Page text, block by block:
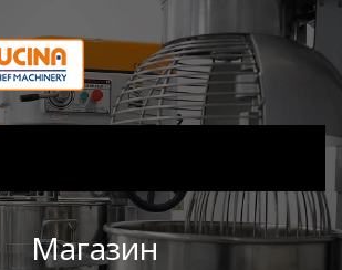
Магазин